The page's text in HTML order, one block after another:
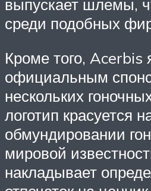
выпускает шлемы,
среди подобных
Кроме того, Acerbis
официальным
нескольких
логотип красуется
обмундировании
мировой
накладывает